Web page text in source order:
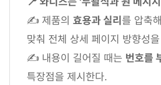
✍ 제품의 효용과 실리 를 압축
맞춰 전체 상세 페이지 방향성
✍ 내용이 길어질 때는 번호를
특장점을 제시한다.